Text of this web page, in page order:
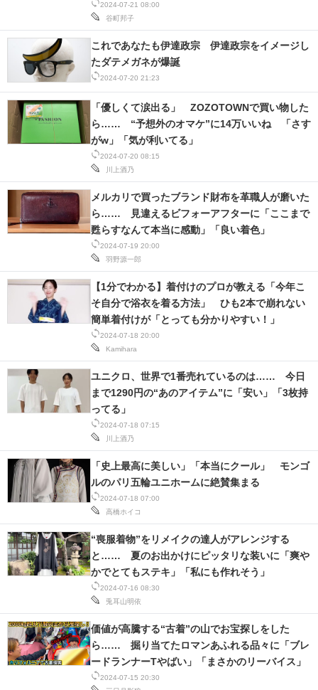
2024-07-21 08:00
谷町邦子
2024-07-20 21:23
これであなたも伊達政宗 伊達政宗をイメージし
たダテメガネが爆誕
2024-07-20 08:15
川上酒乃
「優しくて涙出る」 ZOZOTOWNで買い物した
ら…… “予想外のオマケ”に14万いいね 「さす
がw」「気が利いてる」
2024-07-19 20:00
羽野源一郎
メルカリで買ったブランド財布を革職人が磨いた
ら…… 見違えるビフォーアフターに「ここまで
甦らすなんて本当に感動」「良い着色」
2024-07-18 20:00
Kamihara
【1分でわかる】着付けのプロが教える「今年こ
そ自分で浴衣を着る方法」 ひも2本で崩れない
簡単着付けが「とっても分かりやすい！」
2024-07-18 07:15
川上酒乃
ユニクロ、世界で1番売れているのは…… 今日
まで1290円の“あのアイテム”に「安い」「3枚持
ってる」
2024-07-18 07:00
高橋ホイコ
「史上最高に美しい」「本当にクール」 モンゴ
ルのパリ五輪ユニホームに絶賛集まる
2024-07-16 08:30
兎耳山明依
“喪服着物”をリメイクの達人がアレンジする
と…… 夏のお出かけにピッタリな装いに「爽や
かでとてもステキ」「私にも作れそう」
2024-07-15 20:30
価値が高騰する“古着”の山でお宝探しをした
ら…… 掘り当てたロマンあふれる品々に「ブレ
ードランナーTやばい」「まさかのリーバイス」